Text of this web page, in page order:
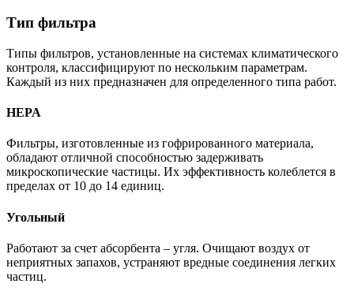
Тип фильтра
Типы фильтров, установленные на системах климатического
контроля, классифицируют по нескольким параметрам.
Каждый из них предназначен для определенного типа работ.
HEPA
Фильтры, изготовленные из гофрированного материала,
обладают отличной способностью задерживать
микроскопические частицы. Их эффективность колеблется в
пределах от 10 до 14 единиц.
Угольный
Работают за счет абсорбента – угля. Очищают воздух от
неприятных запахов, устраняют вредные соединения легких
частиц.